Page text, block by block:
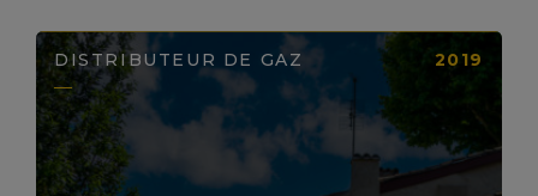
DISTRIBUTEUR DE GAZ 2019